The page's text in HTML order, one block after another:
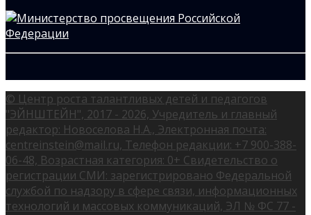
© Центр роста талантливых детей и педагогов
"ЭЙНШТЕЙН", 2017 - 2026, Учредитель и главный
редактор: Новоселова Н.А., Электронная почта:
centreinstein@mail.ru, Телефон редакции: +7 900-388-
06-48, Возрастная категория: 0+ Свидетельство о
регистрации СМИ: зарегистрировано Федеральной
службой по надзору в сфере связи, информационных
технологий и массовых коммуникаций, ЭЛ № ФС 77 -